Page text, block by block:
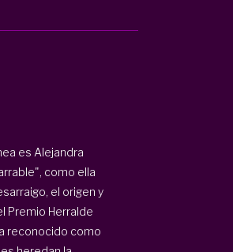
es Alejandra
como ella
el origen y
Premio Herralde
reconocido como